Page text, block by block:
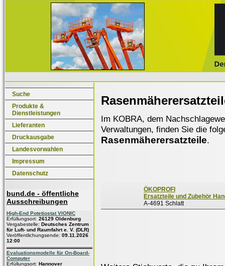
Suche
Produkte &
Dienstleistungen
Lieferanten
Druckausgabe
Landesvorwahlen
Impressum
Datenschutz
bund.de - öffentliche
Ausschreibungen
High-End Potetiostat VIONIC
Erfüllungsort: 26129 Oldenburg
Vergabestelle: Deutsches Zentrum
für Luft- und Raumfahrt e. V. (DLR)
Veröffentlichungsende: 09.11.2026
12:00
Evaluationsmodelle für On-Board-
Computer
Erfüllungsort: Hannover
Im KOBRA, dem
Verwaltungen, finden Sie die
Rasenmäherersatzteile.
ÖKOPROFI
Ersatzteile und Zubehör
A-4691 Schlatt